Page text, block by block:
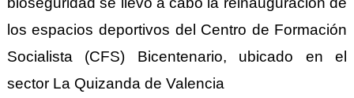
losespacios deportivos del Centro de Formación
Socialista (CFS) Bicentenario, ubicado en el
sector La Quizanda de Valencia